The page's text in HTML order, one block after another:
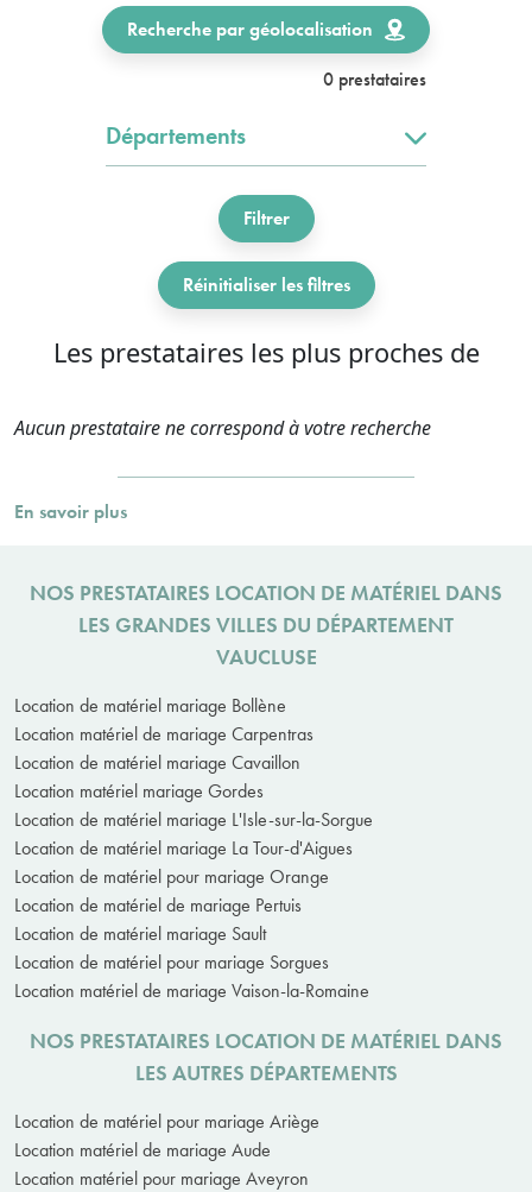
Recherche par géolocalisation
0 prestataires
Départements
Filtrer
Réinitialiser les filtres
Les prestataires les plus proches de
Aucun prestataire ne correspond à votre recherche
En savoir plus
NOS PRESTATAIRES LOCATION DE MATÉRIEL DANS
LES GRANDES VILLES DU DÉPARTEMENT
VAUCLUSE
Location de matériel mariage Bollène
Location matériel de mariage Carpentras
Location de matériel mariage Cavaillon
Location matériel mariage Gordes
Location de matériel mariage L'Isle-sur-la-Sorgue
Location de matériel mariage La Tour-d'Aigues
Location de matériel pour mariage Orange
Location de matériel de mariage Pertuis
Location de matériel mariage Sault
Location de matériel pour mariage Sorgues
Location matériel de mariage Vaison-la-Romaine
NOS PRESTATAIRES LOCATION DE MATÉRIEL DANS
LES AUTRES DÉPARTEMENTS
Location de matériel pour mariage Ariège
Location matériel de mariage Aude
Location matériel pour mariage Aveyron